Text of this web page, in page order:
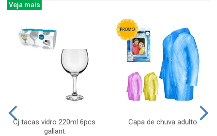
Veja mais
Cj tacas vidro 220ml 6pcs
gallant
Capa de chuva adulto